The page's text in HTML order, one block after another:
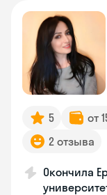
5 от
2 отзыва
Окончила